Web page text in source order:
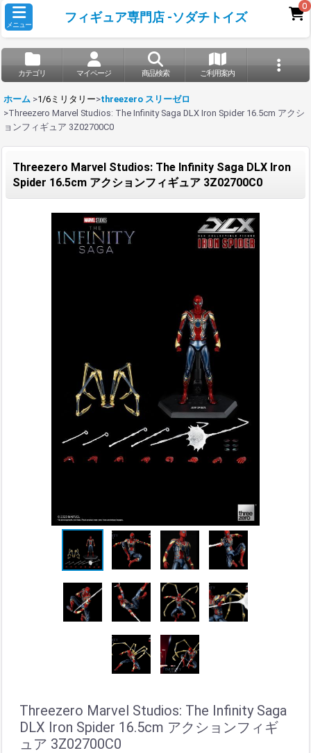
メニュー
フィギュア専門店 -ソダチトイズ
0
カテゴリ マイページ 商品検索 ご利用案内
ホーム >1/6ミリタリー>threezero スリーゼロ
>Threezero Marvel Studios: The Infinity Saga DLX Iron Spider 16.5cm アクシ
ョンフィギュア 3Z02700C0
Threezero Marvel Studios: The Infinity Saga DLX Iron
Spider 16.5cm アクションフィギュア 3Z02700C0
Threezero Marvel Studios: The Infinity Saga
DLX Iron Spider 16.5cm アクションフィギ
ュア 3Z02700C0